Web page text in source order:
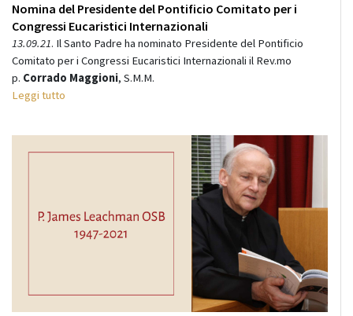
Nomina del Presidente del Pontificio Comitato per i
Congressi Eucaristici Internazionali
13.09.21. Il Santo Padre ha nominato Presidente del Pontificio
Comitato per i Congressi Eucaristici Internazionali il Rev.mo
p. Corrado Maggioni, S.M.M.
Leggi tutto